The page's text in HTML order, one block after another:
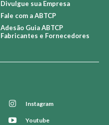
Divulgue sua Empresa
Fale com a ABTCP
Adesão Guia ABTCP
Fabricantes e Fornecedores
Instagram
Youtube